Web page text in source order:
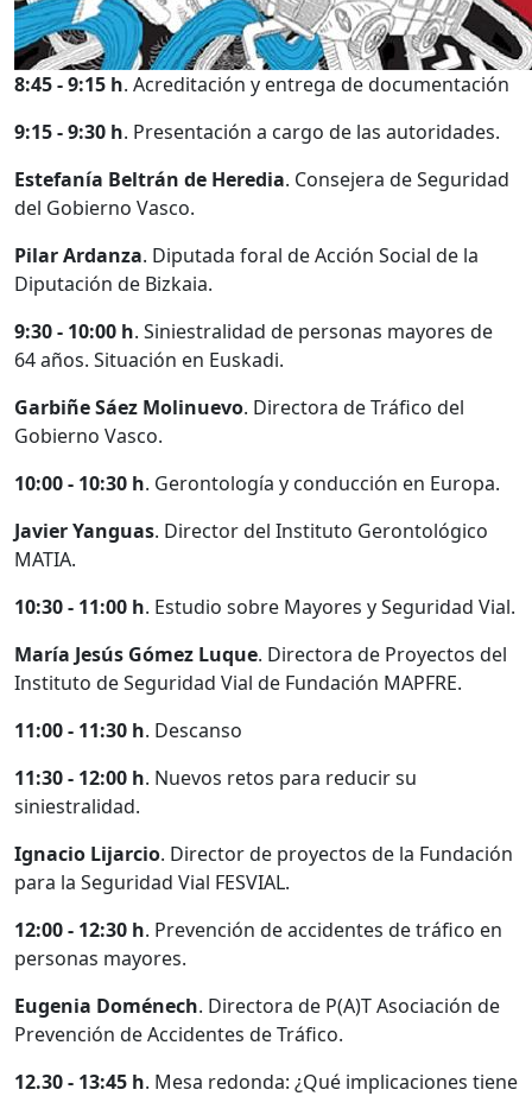
8:45 - 9:15 h. Acreditación y entrega de documentación
9:15 - 9:30 h. Presentación a cargo de las autoridades.
Estefanía Beltrán de Heredia. Consejera de Seguridad
del Gobierno Vasco.
Pilar Ardanza. Diputada foral de Acción Social de la
Diputación de Bizkaia.
9:30 - 10:00 h. Siniestralidad de personas mayores de
64 años. Situación en Euskadi.
Garbiñe Sáez Molinuevo. Directora de Tráfico del
Gobierno Vasco.
10:00 - 10:30 h. Gerontología y conducción en Europa.
Javier Yanguas. Director del Instituto Gerontológico
MATIA.
10:30 - 11:00 h. Estudio sobre Mayores y Seguridad Vial.
María Jesús Gómez Luque. Directora de Proyectos del
Instituto de Seguridad Vial de Fundación MAPFRE.
11:00 - 11:30 h. Descanso
11:30 - 12:00 h. Nuevos retos para reducir su
siniestralidad.
Ignacio Lijarcio. Director de proyectos de la Fundación
para la Seguridad Vial FESVIAL.
12:00 - 12:30 h. Prevención de accidentes de tráfico en
personas mayores.
Eugenia Doménech. Directora de P(A)T Asociación de
Prevención de Accidentes de Tráfico.
12.30 - 13:45 h. Mesa redonda: ¿Qué implicaciones tiene